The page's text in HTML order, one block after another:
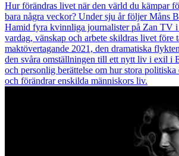
Hur förändras livet när den värld du kämpar
bara några veckor? Under sju år följer Måns
Hamid fyra kvinnliga journalister på Zan TV
vardag, vänskap och arbete skildras livet före
maktövertagande 2021, den dramatiska
den svåra omställningen till ett nytt liv i exil i
och personlig berättelse om hur stora
och förändrar enskilda människors liv.